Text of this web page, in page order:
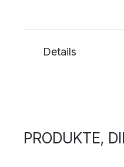
Details
PRODUKTE,